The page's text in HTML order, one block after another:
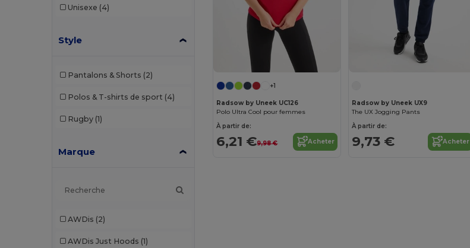
Unisexe (4)
Style
Pantalons & Shorts (2)
Polos & T-shirts de sport (4)
Rugby (1)
Marque
AWDis (2)
AWDis Just Hoods (1)
+1
Radsow by Uneek UC126
Polo Ultra Cool pour femmes
À partir de:
6,21 €9,98 € Acheter
Radsow by Uneek UX9
The UX Jogging Pants
À partir de:
9,73 € Acheter